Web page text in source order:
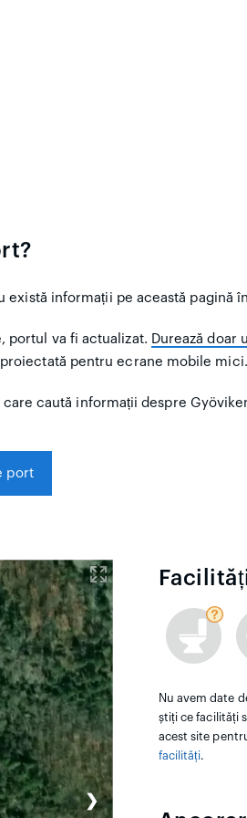
există informații pe această pagină
portul va fi actualizat. Durează doar
pentru ecrane mobile mici.
care caută informații despre
port
❯
Nu avem date
știți ce facilități
acest site
facilități.